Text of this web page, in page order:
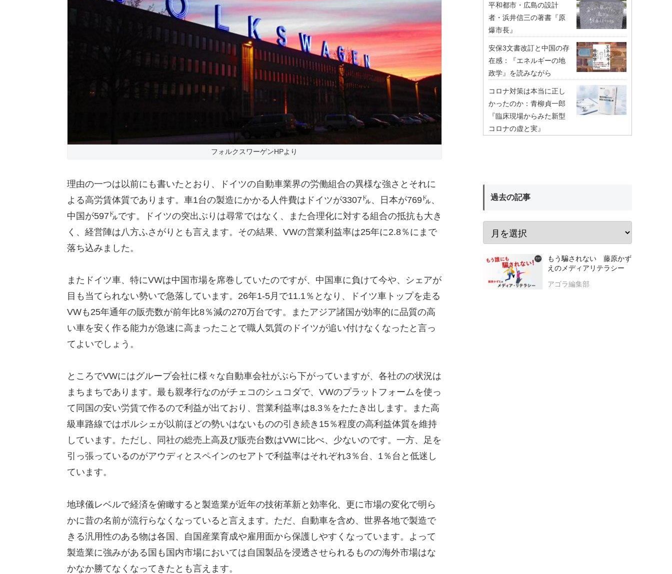
フォルクスワーゲンHPより
理由の一つは以前にも書いたとおり、ドイツの自動車業界の労働組合の異様な強さとそれに
よる高労賃体質であります。車1台の製造にかかる人件費はドイツが3307㌦、日本が769㌦、
中国が597㌦です。ドイツの突出ぶりは尋常ではなく、また合理化に対する組合の抵抗も大き
く、経営陣は八方ふさがりとも言えます。その結果、VWの営業利益率は25年に2.8％にまで
落ち込みました。
またドイツ車、特にVWは中国市場を席巻していたのですが、中国車に負けて今や、シェアが
目も当てられない勢いで急落しています。26年1-5月で11.1％となり、ドイツ車トップを走る
VWも25年通年の販売数が前年比8％減の270万台です。またアジア諸国が効率的に品質の高
い車を安く作る能力が急速に高まったことで職人気質のドイツが追い付けなくなったと言っ
てよいでしょう。
ところでVWにはグループ会社に様々な自動車会社がぶら下がっていますが、各社のの状況は
まちまちであります。最も親孝行なのがチェコのシュコダで、VWのプラットフォームを使っ
て同国の安い労賃で作るので利益が出ており、営業利益率は8.3％をたたき出します。また高
級車路線ではポルシェが以前ほどの勢いはないものの引き続き15％程度の高利益体質を維持
しています。ただし、同社の総売上高及び販売台数はVWに比べ、少ないのです。一方、足を
引っ張っているのがアウディとスペインのセアトで利益率はそれぞれ3％台、1％台と低迷し
ています。
地球儀レベルで経済を俯瞰すると製造業が近年の技術革新と効率化、更に市場の変化で明ら
かに昔の名前が流行らなくなっていると言えます。ただ、自動車を含め、世界各地で製造で
きる汎用性のある物は各国、自国産業育成や雇用面から保護しやすくなっています。よって
製造業に強みがある国も国内市場においては自国製品を浸透させられるものの海外市場はな
かなか勝てなくなってきたとも言えます。
平和都市・広島の設計
者・浜井信三の著書『原
爆市長』
安保3文書改訂と中国の存
在感：『エネルギーの地
政学』を読みながら
コロナ対策は本当に正し
かったのか：青柳貞一郎
『臨床現場からみた新型
コロナの虚と実』
過去の記事
もう騙されない 藤原かず
えのメディアリテラシー
アゴラ編集部